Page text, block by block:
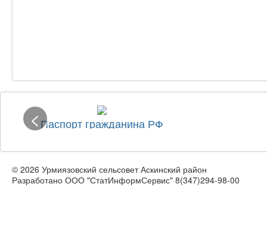
Паспорт гражданина РФ
<
© 2026 Урмиязовский сельсовет Аскинский район
Разработано ООО "СтатИнформСервис" 8(347)294-98-00